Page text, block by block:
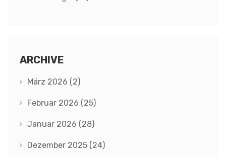
ARCHIVE
März 2026 (2)
Februar 2026 (25)
Januar 2026 (28)
Dezember 2025 (24)